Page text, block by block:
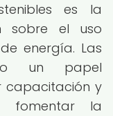
es la
sobre el uso
energía. Las
un papel
capacitación y
fomentar la